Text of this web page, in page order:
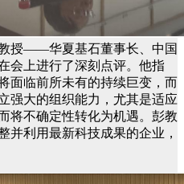
授——华夏基石董事长、中国
会上进行了深刻点评。他指
面临前所未有的持续巨变，而
强大的组织能力，尤其是适应
将不确定性转化为机遇。彭教
并利用最新科技成果的企业，